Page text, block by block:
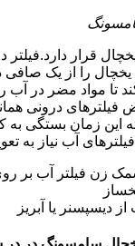
قرار
یخچال را از یک
تا مواد مضر در آب
این زمان بستگی به
آب نیاز به
زن فیلتر آب بر
دیسپسنر یا آبریز